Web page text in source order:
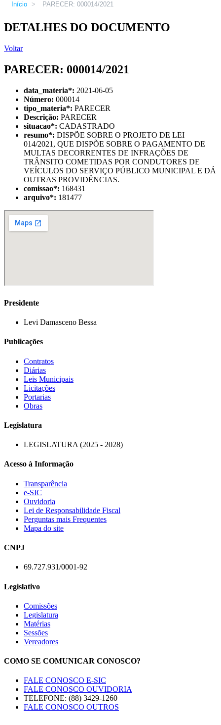
Início > PARECER: 000014/2021
DETALHES DO DOCUMENTO
Voltar
PARECER: 000014/2021
data_materia*: 2021-06-05
Número: 000014
tipo_materia*: PARECER
Descrição: PARECER
situacao*: CADASTRADO
resumo*: DISPÕE SOBRE O PROJETO DE LEI
014/2021, QUE DISPÕE SOBRE O PAGAMENTO DE
MULTAS DECORRENTES DE INFRAÇÕES DE
TRÂNSITO COMETIDAS POR CONDUTORES DE
VEÍCULOS DO SERVIÇO PÚBLICO MUNICIPAL E DÁ
OUTRAS PROVIDÊNCIAS.
comissao*: 168431
arquivo*: 181477
Presidente
Levi Damasceno Bessa
Publicações
Contratos
Diárias
Leis Municipais
Licitações
Portarias
Obras
Legislatura
LEGISLATURA (2025 - 2028)
Acesso à Informação
Transparência
e-SIC
Ouvidoria
Lei de Responsabilidade Fiscal
Perguntas mais Frequentes
Mapa do site
CNPJ
69.727.931/0001-92
Legislativo
Comissões
Legislatura
Matérias
Sessões
Vereadores
COMO SE COMUNICAR CONOSCO?
FALE CONOSCO E-SIC
FALE CONOSCO OUVIDORIA
TELEFONE: (88) 3429-1260
FALE CONOSCO OUTROS